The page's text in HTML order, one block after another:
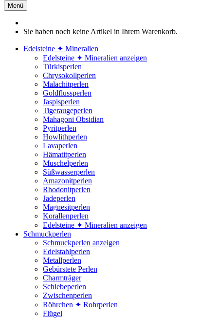
Menü
Sie haben noch keine Artikel in Ihrem Warenkorb.
Edelsteine ✦ Mineralien
Edelsteine ✦ Mineralien anzeigen
Türkisperlen
Chrysokollperlen
Malachitperlen
Goldflussperlen
Jaspisperlen
Tigeraugeperlen
Mahagoni Obsidian
Pyritperlen
Howlithperlen
Lavaperlen
Hämatitperlen
Muschelperlen
Süßwasserperlen
Amazonitperlen
Rhodonitperlen
Jadeperlen
Magnesitperlen
Korallenperlen
Edelsteine ✦ Mineralien anzeigen
Schmuckperlen
Schmuckperlen anzeigen
Edelstahlperlen
Metallperlen
Gebürstete Perlen
Charmträger
Schiebeperlen
Zwischenperlen
Röhrchen ✦ Rohrperlen
Flügel